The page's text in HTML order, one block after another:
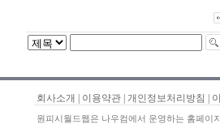
회사소개 이용약관 개인정보처리방침
원피시월드웹은 나우컴에서 운영하는 홈페이